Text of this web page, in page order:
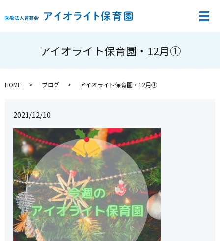
メ
アイオライト保育園・12月①
HOME ブログ アイオライト保育園・12月①
2021/12/10